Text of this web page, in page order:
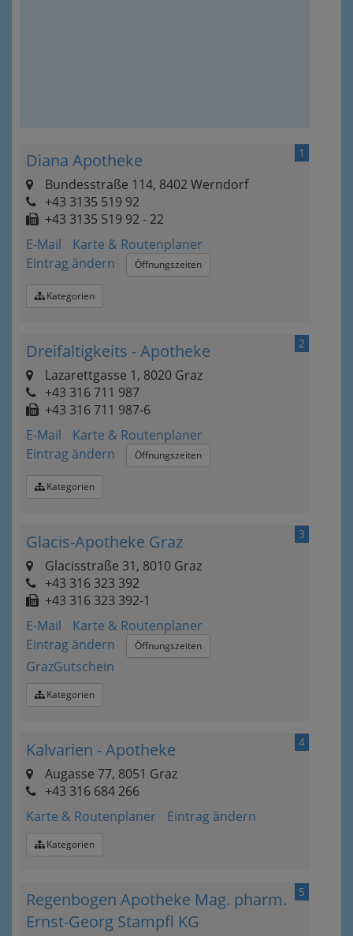
1
Diana Apotheke
Bundesstraße 114, 8402 Werndorf
+43 3135 519 92
+43 3135 519 92 - 22
E-Mail
Karte & Routenplaner
Eintrag ändern
Öffnungszeiten
Kategorien
2
Dreifaltigkeits - Apotheke
Lazarettgasse 1, 8020 Graz
+43 316 711 987
+43 316 711 987-6
E-Mail
Karte & Routenplaner
Eintrag ändern
Öffnungszeiten
Kategorien
3
Glacis-Apotheke Graz
Glacisstraße 31, 8010 Graz
+43 316 323 392
+43 316 323 392-1
E-Mail
Karte & Routenplaner
Eintrag ändern
Öffnungszeiten
GrazGutschein
Kategorien
4
Kalvarien - Apotheke
Augasse 77, 8051 Graz
+43 316 684 266
Karte & Routenplaner
Eintrag ändern
Kategorien
5
Regenbogen Apotheke Mag. pharm.
Ernst-Georg Stampfl KG